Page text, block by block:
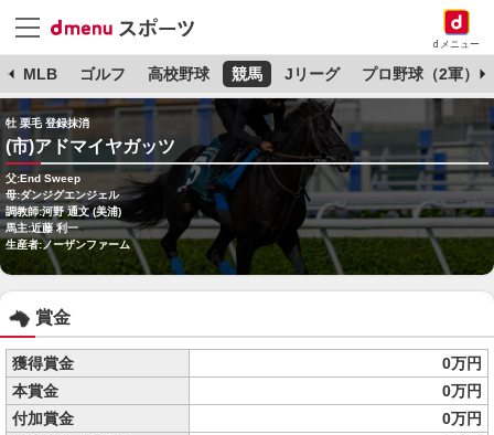
dメニュー
MLB ゴルフ 高校野球 競馬 Jリーグ プロ野球（2軍）
牡 栗毛 登録抹消
(市)アドマイヤガッツ
父:End Sweep
母:ダンジグエンジェル
調教師:河野 通文 (美浦)
馬主:近藤 利一
生産者:ノーザンファーム
賞金
獲得賞金
0万円
本賞金
0万円
付加賞金
0万円